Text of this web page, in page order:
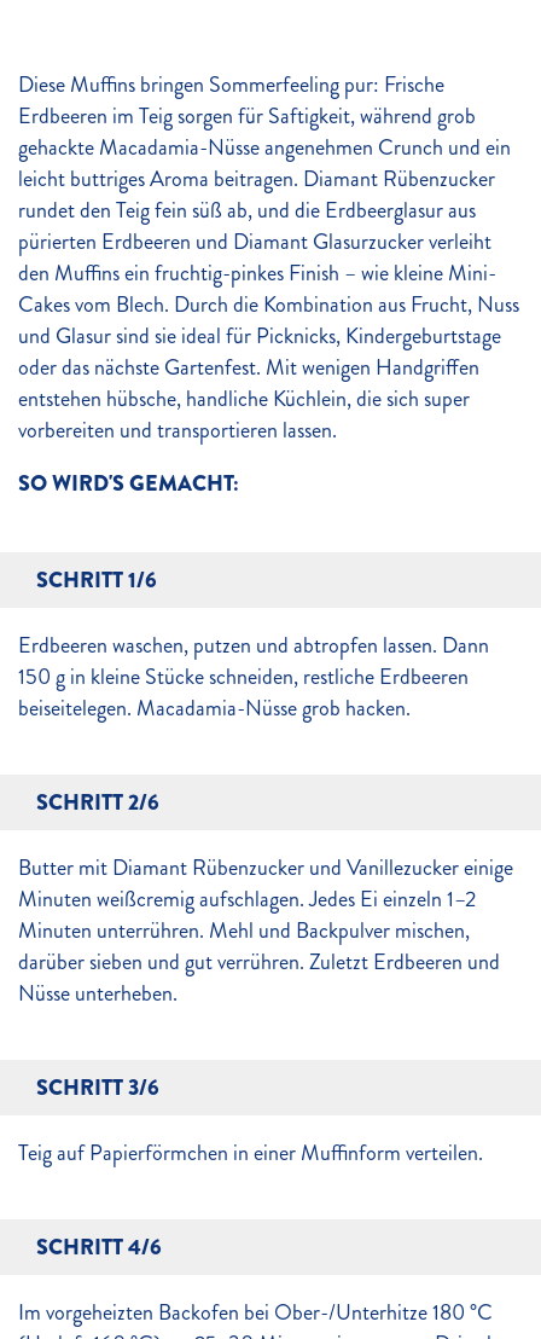
Diese Muffins bringen Sommerfeeling pur: Frische
Erdbeeren im Teig sorgen für Saftigkeit, während grob
gehackte Macadamia-Nüsse angenehmen Crunch und ein
leicht buttriges Aroma beitragen. Diamant Rübenzucker
rundet den Teig fein süß ab, und die Erdbeerglasur aus
pürierten Erdbeeren und Diamant Glasurzucker verleiht
den Muffins ein fruchtig-pinkes Finish – wie kleine Mini-
Cakes vom Blech. Durch die Kombination aus Frucht, Nuss
und Glasur sind sie ideal für Picknicks, Kindergeburtstage
oder das nächste Gartenfest. Mit wenigen Handgriffen
entstehen hübsche, handliche Küchlein, die sich super
vorbereiten und transportieren lassen.
SO WIRD'S GEMACHT:
SCHRITT 1/6
Erdbeeren waschen, putzen und abtropfen lassen. Dann
150 g in kleine Stücke schneiden, restliche Erdbeeren
beiseitelegen. Macadamia-Nüsse grob hacken.
SCHRITT 2/6
Butter mit Diamant Rübenzucker und Vanillezucker einige
Minuten weißcremig aufschlagen. Jedes Ei einzeln 1–2
Minuten unterrühren. Mehl und Backpulver mischen,
darüber sieben und gut verrühren. Zuletzt Erdbeeren und
Nüsse unterheben.
SCHRITT 3/6
Teig auf Papierförmchen in einer Muffinform verteilen.
SCHRITT 4/6
Im vorgeheizten Backofen bei Ober-/Unterhitze 180 °C